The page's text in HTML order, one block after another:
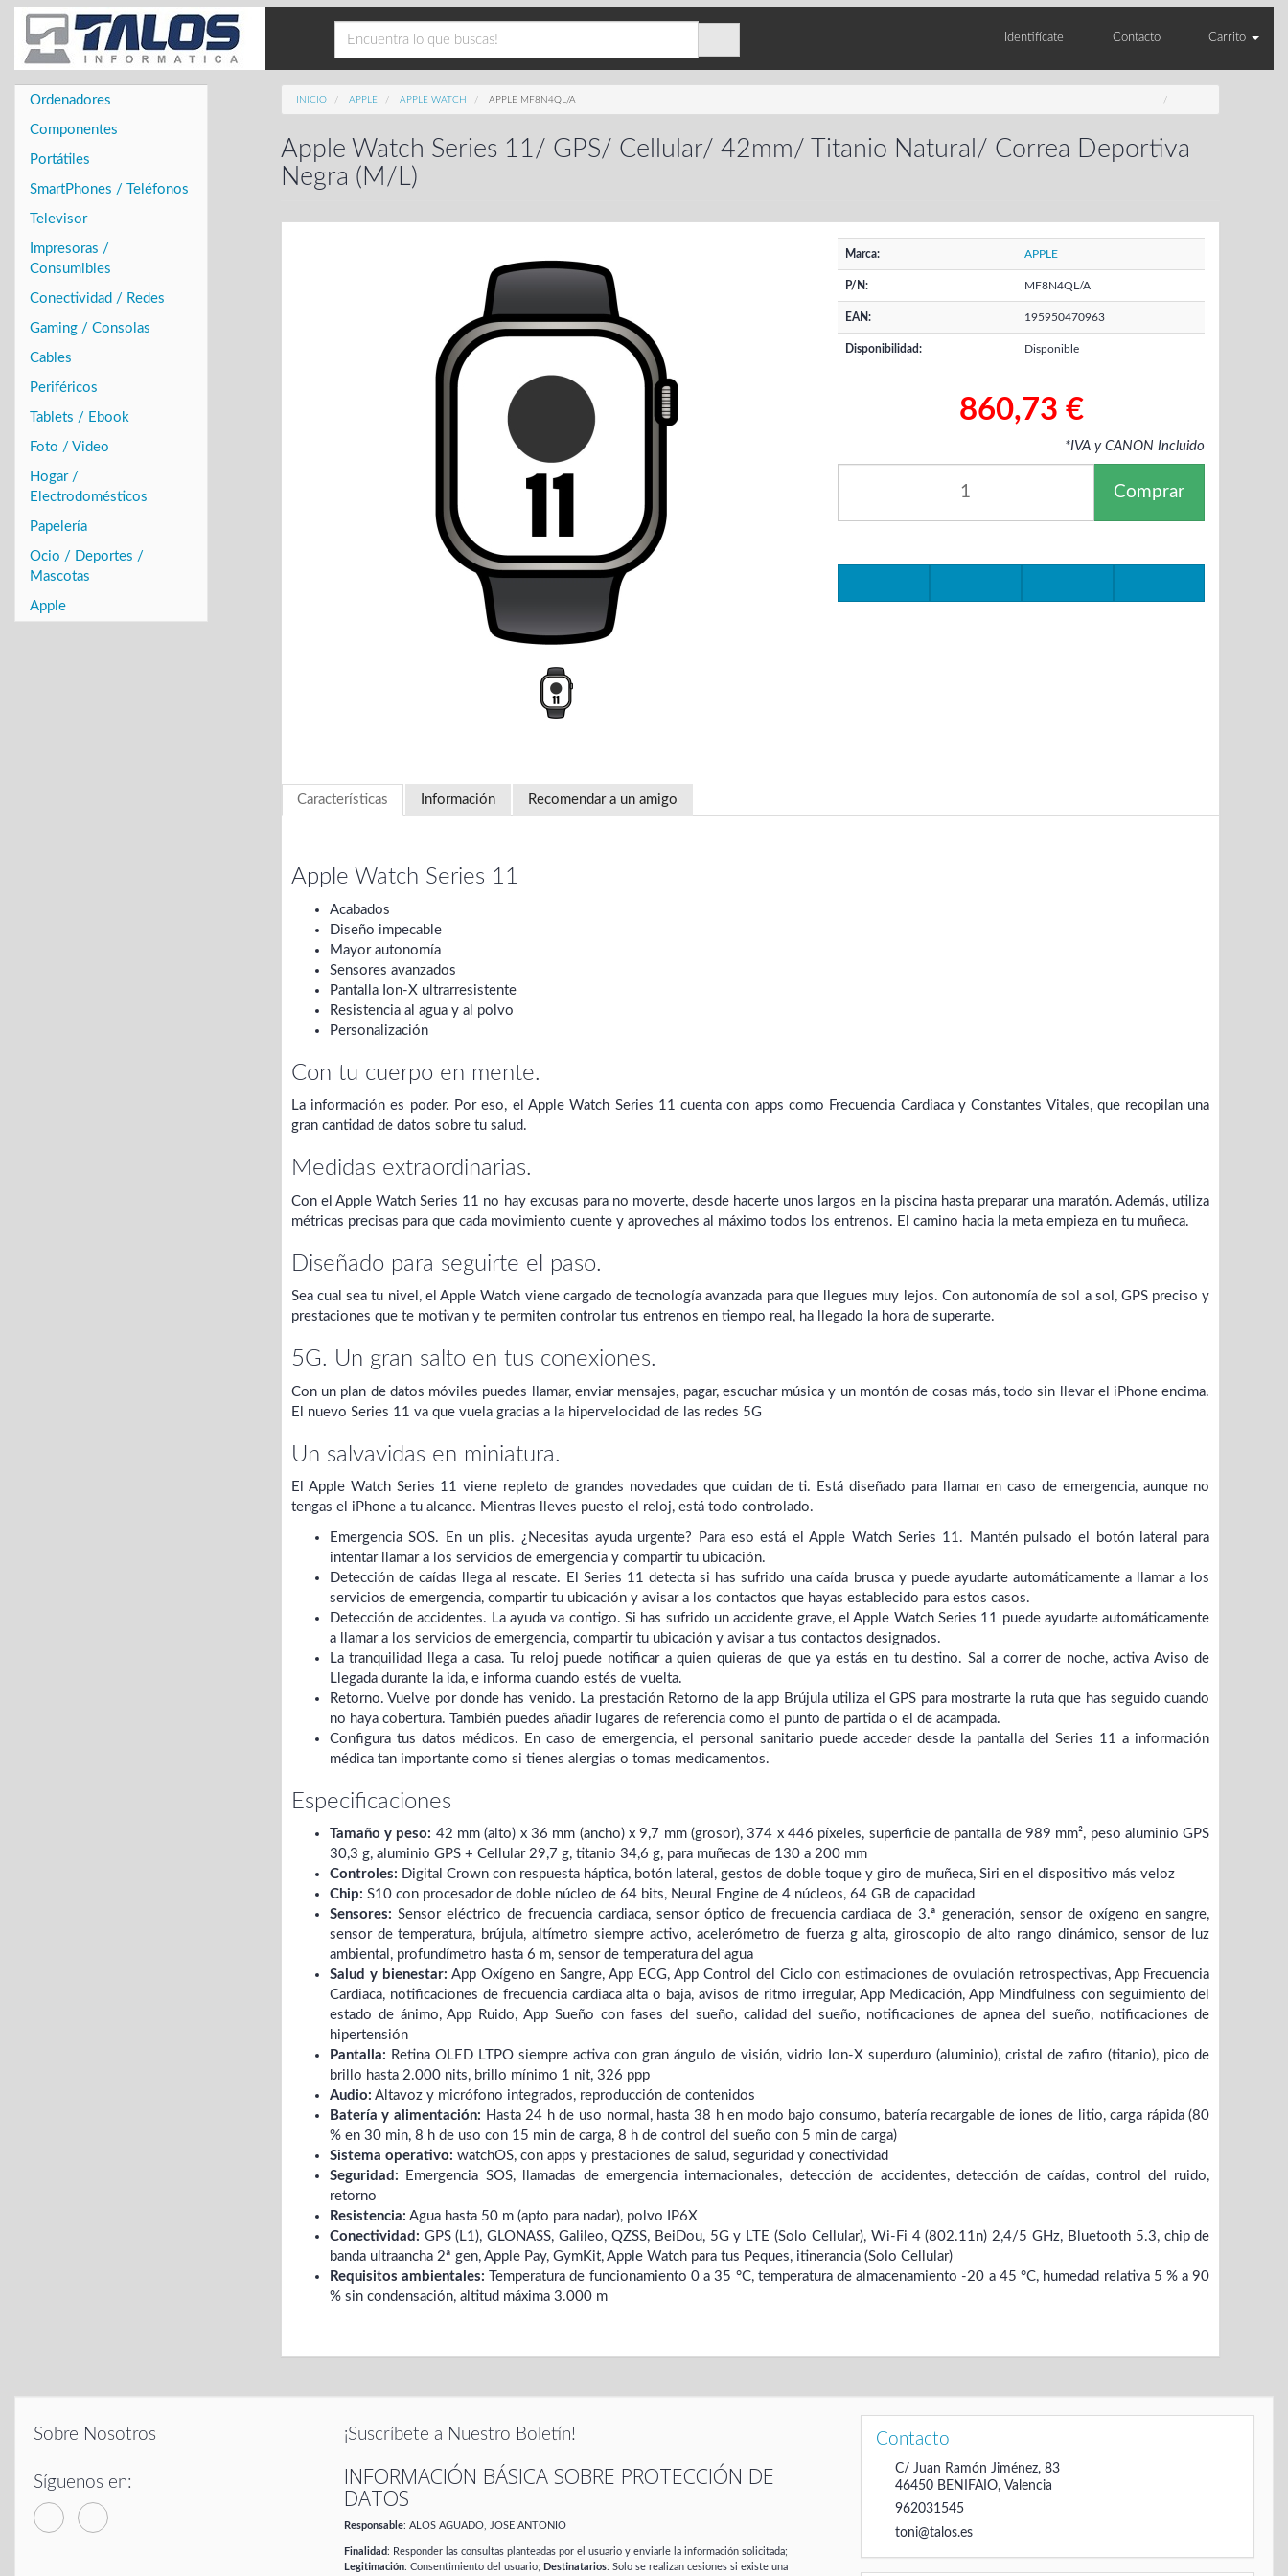
Identifícate Contacto Carrito
Ordenadores
Componentes
Portátiles
SmartPhones / Teléfonos
Televisor
Impresoras /
Consumibles
Conectividad / Redes
Gaming / Consolas
Cables
Periféricos
Tablets / Ebook
Foto / Video
Hogar /
Electrodomésticos
Papelería
Ocio / Deportes /
Mascotas
Apple
INICIO APPLE APPLE WATCH APPLE MF8N4QL/A
Apple Watch Series 11/ GPS/ Cellular/ 42mm/ Titanio Natural/ Correa Deportiva
Negra (M/L)
Marca: APPLE
P/N: MF8N4QL/A
EAN: 195950470963
Disponibilidad: Disponible
860,73 €
*IVA y CANON Incluido
Comprar
Características Información Recomendar a un amigo
Apple Watch Series 11
Acabados
Diseño impecable
Mayor autonomía
Sensores avanzados
Pantalla Ion-X ultrarresistente
Resistencia al agua y al polvo
Personalización
Con tu cuerpo en mente.
La información es poder. Por eso, el Apple Watch Series 11 cuenta con apps como Frecuencia Cardiaca y Constantes Vitales, que recopilan una
gran cantidad de datos sobre tu salud.
Medidas extraordinarias.
Con el Apple Watch Series 11 no hay excusas para no moverte, desde hacerte unos largos en la piscina hasta preparar una maratón. Además, utiliza
métricas precisas para que cada movimiento cuente y aproveches al máximo todos los entrenos. El camino hacia la meta empieza en tu muñeca.
Diseñado para seguirte el paso.
Sea cual sea tu nivel, el Apple Watch viene cargado de tecnología avanzada para que llegues muy lejos. Con autonomía de sol a sol, GPS preciso y
prestaciones que te motivan y te permiten controlar tus entrenos en tiempo real, ha llegado la hora de superarte.
5G. Un gran salto en tus conexiones.
Con un plan de datos móviles puedes llamar, enviar mensajes, pagar, escuchar música y un montón de cosas más, todo sin llevar el iPhone encima.
El nuevo Series 11 va que vuela gracias a la hipervelocidad de las redes 5G
Un salvavidas en miniatura.
El Apple Watch Series 11 viene repleto de grandes novedades que cuidan de ti. Está diseñado para llamar en caso de emergencia, aunque no
tengas el iPhone a tu alcance. Mientras lleves puesto el reloj, está todo controlado.
Emergencia SOS. En un plis. ¿Necesitas ayuda urgente? Para eso está el Apple Watch Series 11. Mantén pulsado el botón lateral para
intentar llamar a los servicios de emergencia y compartir tu ubicación.
Detección de caídas llega al rescate. El Series 11 detecta si has sufrido una caída brusca y puede ayudarte automáticamente a llamar a los
servicios de emergencia, compartir tu ubicación y avisar a los contactos que hayas establecido para estos casos.
Detección de accidentes. La ayuda va contigo. Si has sufrido un accidente grave, el Apple Watch Series 11 puede ayudarte automáticamente
a llamar a los servicios de emergencia, compartir tu ubicación y avisar a tus contactos designados.
La tranquilidad llega a casa. Tu reloj puede notificar a quien quieras de que ya estás en tu destino. Sal a correr de noche, activa Aviso de
Llegada durante la ida, e informa cuando estés de vuelta.
Retorno. Vuelve por donde has venido. La prestación Retorno de la app Brújula utiliza el GPS para mostrarte la ruta que has seguido cuando
no haya cobertura. También puedes añadir lugares de referencia como el punto de partida o el de acampada.
Configura tus datos médicos. En caso de emergencia, el personal sanitario puede acceder desde la pantalla del Series 11 a información
médica tan importante como si tienes alergias o tomas medicamentos.
Especificaciones
Tamaño y peso: 42 mm (alto) x 36 mm (ancho) x 9,7 mm (grosor), 374 x 446 píxeles, superficie de pantalla de 989 mm², peso aluminio GPS
30,3 g, aluminio GPS + Cellular 29,7 g, titanio 34,6 g, para muñecas de 130 a 200 mm
Controles: Digital Crown con respuesta háptica, botón lateral, gestos de doble toque y giro de muñeca, Siri en el dispositivo más veloz
Chip: S10 con procesador de doble núcleo de 64 bits, Neural Engine de 4 núcleos, 64 GB de capacidad
Sensores: Sensor eléctrico de frecuencia cardiaca, sensor óptico de frecuencia cardiaca de 3.ª generación, sensor de oxígeno en sangre,
sensor de temperatura, brújula, altímetro siempre activo, acelerómetro de fuerza g alta, giroscopio de alto rango dinámico, sensor de luz
ambiental, profundímetro hasta 6 m, sensor de temperatura del agua
Salud y bienestar: App Oxígeno en Sangre, App ECG, App Control del Ciclo con estimaciones de ovulación retrospectivas, App Frecuencia
Cardiaca, notificaciones de frecuencia cardiaca alta o baja, avisos de ritmo irregular, App Medicación, App Mindfulness con seguimiento del
estado de ánimo, App Ruido, App Sueño con fases del sueño, calidad del sueño, notificaciones de apnea del sueño, notificaciones de
hipertensión
Pantalla: Retina OLED LTPO siempre activa con gran ángulo de visión, vidrio Ion-X superduro (aluminio), cristal de zafiro (titanio), pico de
brillo hasta 2.000 nits, brillo mínimo 1 nit, 326 ppp
Audio: Altavoz y micrófono integrados, reproducción de contenidos
Batería y alimentación: Hasta 24 h de uso normal, hasta 38 h en modo bajo consumo, batería recargable de iones de litio, carga rápida (80
% en 30 min, 8 h de uso con 15 min de carga, 8 h de control del sueño con 5 min de carga)
Sistema operativo: watchOS, con apps y prestaciones de salud, seguridad y conectividad
Seguridad: Emergencia SOS, llamadas de emergencia internacionales, detección de accidentes, detección de caídas, control del ruido,
retorno
Resistencia: Agua hasta 50 m (apto para nadar), polvo IP6X
Conectividad: GPS (L1), GLONASS, Galileo, QZSS, BeiDou, 5G y LTE (Solo Cellular), Wi-Fi 4 (802.11n) 2,4/5 GHz, Bluetooth 5.3, chip de
banda ultraancha 2ª gen, Apple Pay, GymKit, Apple Watch para tus Peques, itinerancia (Solo Cellular)
Requisitos ambientales: Temperatura de funcionamiento 0 a 35 °C, temperatura de almacenamiento -20 a 45 °C, humedad relativa 5 % a 90
% sin condensación, altitud máxima 3.000 m
Sobre Nosotros
Síguenos en:
¡Suscríbete a Nuestro Boletín!
INFORMACIÓN BÁSICA SOBRE PROTECCIÓN DE
DATOS
Responsable: ALOS AGUADO, JOSE ANTONIO
Finalidad: Responder las consultas planteadas por el usuario y enviarle la información solicitada;
Legitimación: Consentimiento del usuario; Destinatarios: Solo se realizan cesiones si existe una
Contacto
C/ Juan Ramón Jiménez, 83
46450 BENIFAIO, Valencia
962031545
toni@talos.es